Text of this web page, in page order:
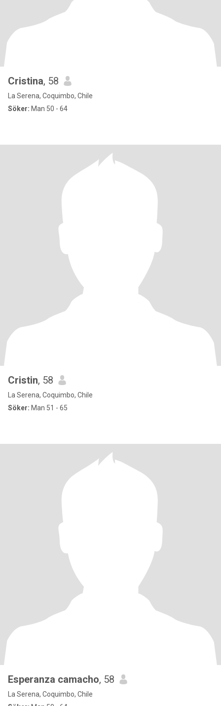
Cristina, 58
La Serena, Coquimbo, Chile
Söker: Man 50 - 64
Cristin, 58
La Serena, Coquimbo, Chile
Söker: Man 51 - 65
Esperanza camacho, 58
La Serena, Coquimbo, Chile